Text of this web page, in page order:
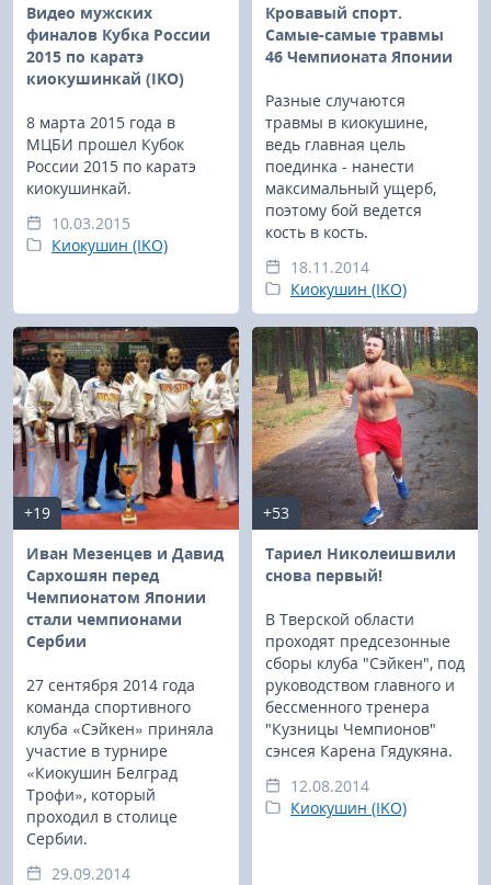
Видео мужских
финалов Кубка России
2015 по каратэ
киокушинкай (IKO)
8 марта 2015 года в
МЦБИ прошел Кубок
России 2015 по каратэ
киокушинкай.
10.03.2015
Киокушин (IKO)
Кровавый спорт.
Самые-самые травмы
46 Чемпионата Японии
Разные случаются
травмы в киокушине,
ведь главная цель
поединка - нанести
максимальный ущерб,
поэтому бой ведется
кость в кость.
18.11.2014
Киокушин (IKO)
+19
Иван Мезенцев и Давид
Сархошян перед
Чемпионатом Японии
стали чемпионами
Сербии
27 сентября 2014 года
команда спортивного
клуба «Сэйкен» приняла
участие в турнире
«Киокушин Белград
Трофи», который
проходил в столице
Сербии.
29.09.2014
+53
Тариел Николеишвили
снова первый!
В Тверской области
проходят предсезонные
сборы клуба "Сэйкен", под
руководством главного и
бессменного тренера
"Кузницы Чемпионов"
сэнсея Карена Гядукяна.
12.08.2014
Киокушин (IKO)